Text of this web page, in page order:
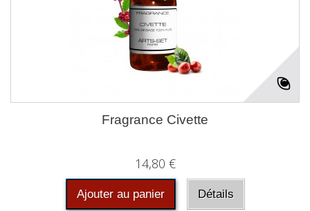
Fragrance Civette
14,80 €
Ajouter au panier Détails